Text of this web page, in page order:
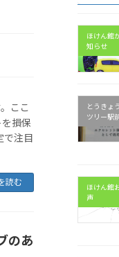
ここ
損保
で注目
読む
のあ
ほけん館
知らせ
とうきょ
ツリー駅
ほけん館
声